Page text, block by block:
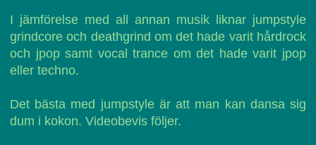
I jämförelse med all annan musik liknar jumpstyle
grindcore och deathgrind om det hade varit hårdrock
och jpop samt vocal trance om det hade varit jpop
eller techno.
Det bästa med jumpstyle är att man kan dansa sig
dum i kokon. Videobevis följer.